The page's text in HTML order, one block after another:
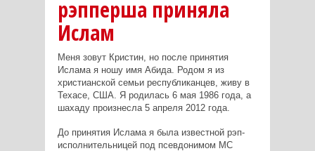
рэпперша приняла
Ислам
Меня зовут Кристин, но после принятия
Ислама я ношу имя Абида. Родом я из
христианской семьи республиканцев, живу в
Техасе, США. Я родилась 6 мая 1986 года, а
шахаду произнесла 5 апреля 2012 года.
До принятия Ислама я была известной рэп-
исполнительницей под псевдонимом MC